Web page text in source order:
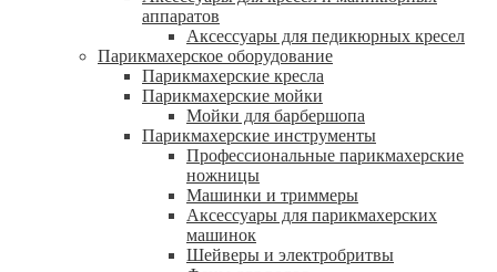
аппаратов
Аксессуары для педикюрных кресел
Парикмахерское оборудование
Парикмахерские кресла
Парикмахерские мойки
Мойки для барбершопа
Парикмахерские инструменты
Профессиональные парикмахерские
ножницы
Машинки и триммеры
Аксессуары для парикмахерских
машинок
Шейверы и электробритвы